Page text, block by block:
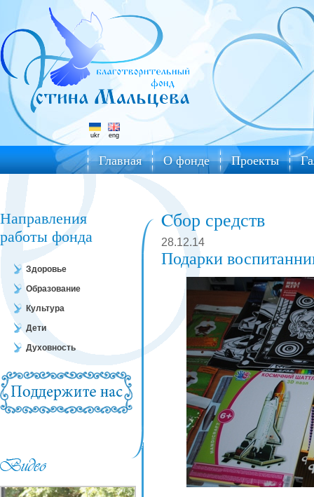
ukr eng
Главная О фонде Проекты
Направления
работы фонда
Здоровье
Образование
Культура
Дети
Духовность
Cбор средств
28.12.14
Подарки